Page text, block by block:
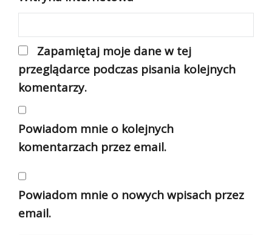
Zapamiętaj moje dane w tej
przeglądarce podczas pisania kolejnych
komentarzy.
Powiadom mnie o kolejnych
komentarzach przez email.
Powiadom mnie o nowych wpisach przez
email.